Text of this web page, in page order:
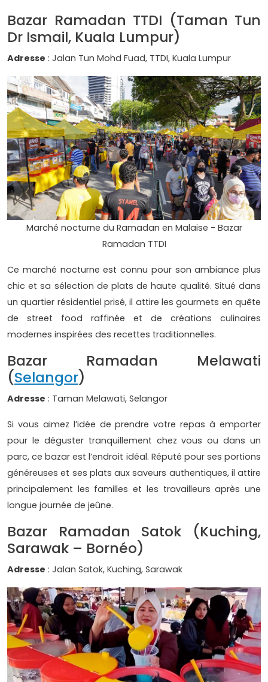
Bazar Ramadan TTDI (Taman Tun
Dr Ismail, Kuala Lumpur)
Adresse : Jalan Tun Mohd Fuad, TTDI, Kuala Lumpur
Marché nocturne du Ramadan en Malaise - Bazar
Ramadan TTDI
Ce marché nocturne est connu pour son ambiance plus
chic et sa sélection de plats de haute qualité. Situé dans
un quartier résidentiel prisé, il attire les gourmets en quête
de street food raffinée et de créations culinaires
modernes inspirées des recettes traditionnelles.
Bazar Ramadan Melawati
(Selangor)
Adresse : Taman Melawati, Selangor
Si vous aimez l’idée de prendre votre repas à emporter
pour le déguster tranquillement chez vous ou dans un
parc, ce bazar est l’endroit idéal. Réputé pour ses portions
généreuses et ses plats aux saveurs authentiques, il attire
principalement les familles et les travailleurs après une
longue journée de jeûne.
Bazar Ramadan Satok (Kuching,
Sarawak – Bornéo)
Adresse : Jalan Satok, Kuching, Sarawak